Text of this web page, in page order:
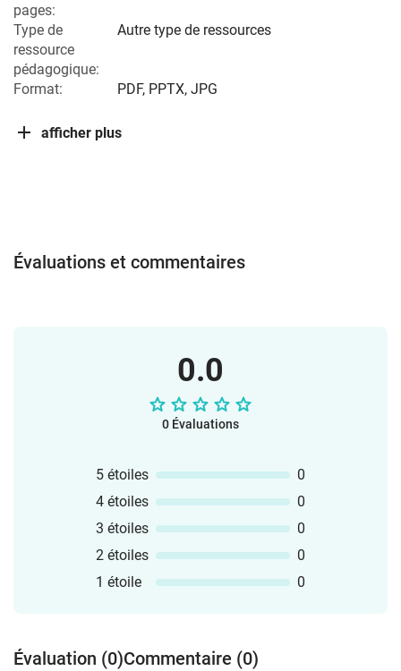
pages:
Type de
ressource
pédagogique:
Autre type de ressources
Format: PDF, PPTX, JPG
afficher plus
Évaluations et commentaires
0.0
0 Évaluations
5 étoiles
0
4 étoiles
0
3 étoiles
0
2 étoiles
0
1 étoile
0
Évaluation (0)Commentaire (0)